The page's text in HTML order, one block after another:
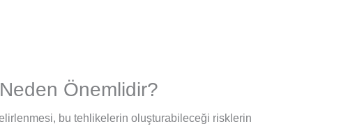
Önemlidir?
bu tehlikelerin oluşturabileceği risklerin